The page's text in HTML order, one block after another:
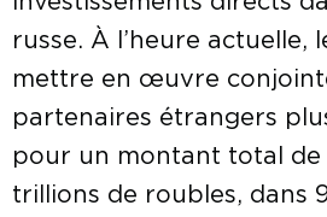
russe. À l’heure actuelle,
mettre en œuvre
partenaires étrangers
pour un montant total de
trillions de roubles, dans